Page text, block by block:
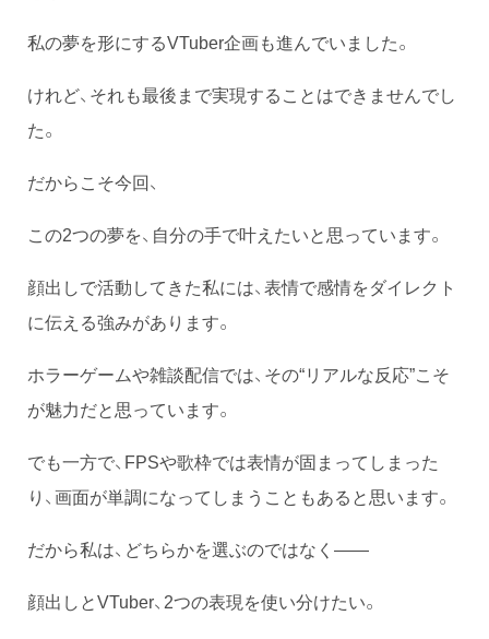
私の夢を形にするVTuber企画も進んでいました。
けれど、それも最後まで実現することはできませんでし
た。
だからこそ今回、
この2つの夢を、自分の手で叶えたいと思っています。
顔出しで活動してきた私には、表情で感情をダイレクト
に伝える強みがあります。
ホラーゲームや雑談配信では、その“リアルな反応”こそ
が魅力だと思っています。
でも一方で、FPSや歌枠では表情が固まってしまった
り、画面が単調になってしまうこともあると思います。
だから私は、どちらかを選ぶのではなく――
顔出しとVTuber、2つの表現を使い分けたい。